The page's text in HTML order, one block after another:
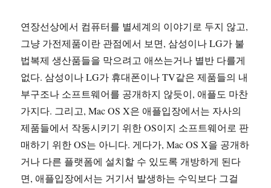
연장선상에서 컴퓨터를 별세계의 이야기로 두지 않고,
그냥 가전제품이란 관점에서 보면, 삼성이나 LG가 불
법복제 생산품들을 막으려고 애쓰는거나 별반 다를게
없다. 삼성이나 LG가 휴대폰이나 TV같은 제품들의 내
부구조나 소프트웨어를 공개하지 않듯이, 애플도 마찬
가지다. 그리고, Mac OS X은 애플입장에서는 자사의
제품들에서 작동시키기 위한 OS이지 소프트웨어로 판
매하기 위한 OS는 아니다. 게다가, Mac OS X을 공개하
거나 다른 플랫폼에 설치할 수 있도록 개방하게 된다
면, 애플입장에서는 거기서 발생하는 수익보다 그걸